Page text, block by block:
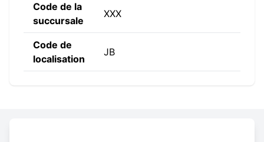
Code de la
succursale
XXX
Code de
localisation
JB